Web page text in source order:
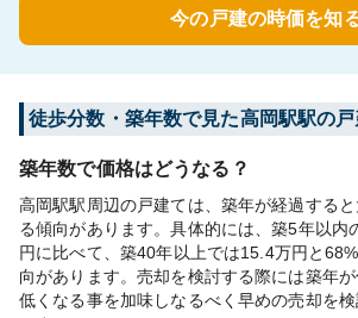
今の戸建の時価を知
徒歩分数・築年数で見た高岡駅駅の
築年数で価格はどうなる？
高岡駅駅周辺の戸建ては、築年が経過する
る傾向があります。具体的には、築5年以内
円に比べて、築40年以上では15.4万円と
向があります。売却を検討する際には築年
低くなる事を加味しなるべく早めの売却を